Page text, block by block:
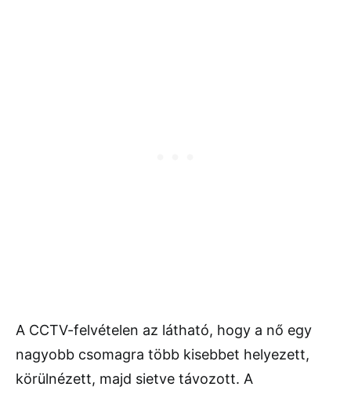
A CCTV-felvételen az látható, hogy a nő egy
nagyobb csomagra több kisebbet helyezett,
körülnézett, majd sietve távozott. A